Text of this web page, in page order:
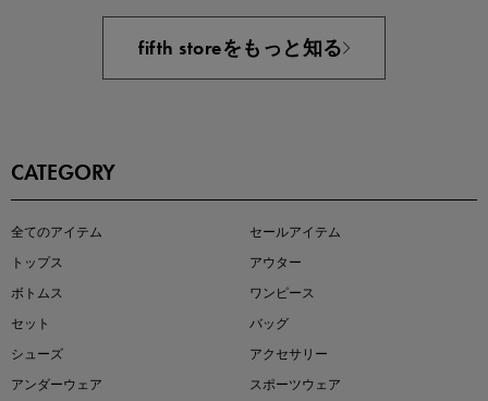
fifth storeをもっと知る
CATEGORY
全てのアイテム
セールアイテム
トップス
アウター
ボトムス
ワンピース
セット
バッグ
シューズ
アクセサリー
アンダーウェア
スポーツウェア